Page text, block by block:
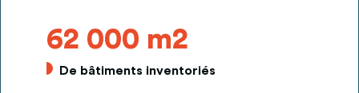
62 000 m2
De bâtiments inventoriés